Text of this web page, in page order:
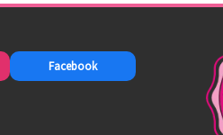
Facebook